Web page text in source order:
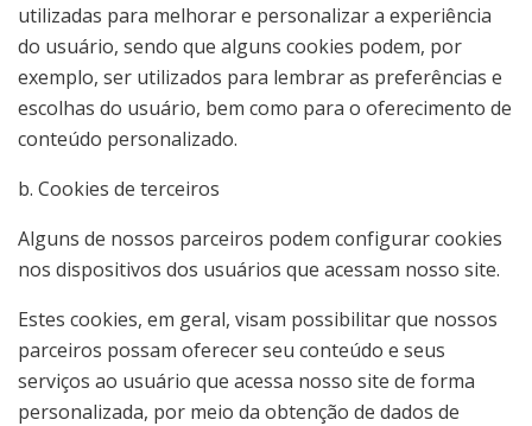
utilizadas para melhorar e personalizar a experiência
do usuário, sendo que alguns cookies podem, por
exemplo, ser utilizados para lembrar as preferências e
escolhas do usuário, bem como para o oferecimento de
conteúdo personalizado.
b. Cookies de terceiros
Alguns de nossos parceiros podem configurar cookies
nos dispositivos dos usuários que acessam nosso site.
Estes cookies, em geral, visam possibilitar que nossos
parceiros possam oferecer seu conteúdo e seus
serviços ao usuário que acessa nosso site de forma
personalizada, por meio da obtenção de dados de